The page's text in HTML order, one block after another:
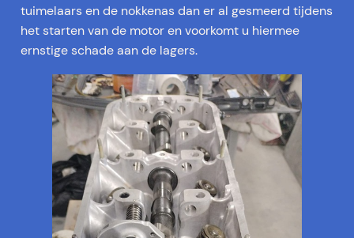
tuimelaars en de nokkenas dan er al gesmeerd tijdens
het starten van de motor en voorkomt u hiermee
ernstige schade aan de lagers.